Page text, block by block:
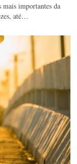
importantes da
até…